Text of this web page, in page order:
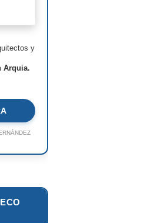
y
Arquia.